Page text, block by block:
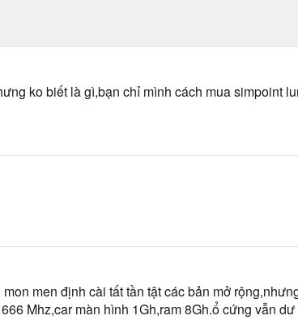
ko biết là gì,bạn chỉ mình cách mua simpoint
men định cài tất tần tật các bản mở
Mhz,car màn hình 1Gh,ram 8Gh.ổ cứng vẫn